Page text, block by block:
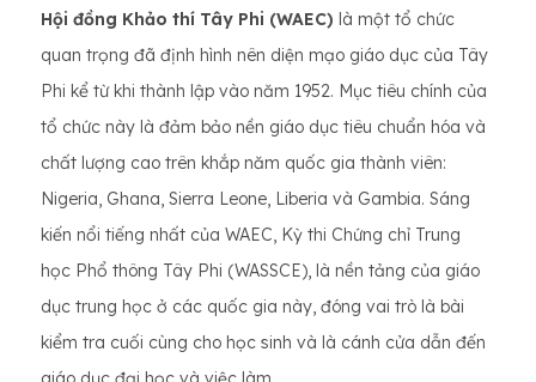
Hội đồng Khảo thí Tây Phi (WAEC) là một tổ chức
quan trọng đã định hình nên diện mạo giáo dục của Tây
Phi kể từ khi thành lập vào năm 1952. Mục tiêu chính của
tổ chức này là đảm bảo nền giáo dục tiêu chuẩn hóa và
chất lượng cao trên khắp năm quốc gia thành viên:
Nigeria, Ghana, Sierra Leone, Liberia và Gambia. Sáng
kiến ​​nổi tiếng nhất của WAEC, Kỳ thi Chứng chỉ Trung
học Phổ thông Tây Phi (WASSCE), là nền tảng của giáo
dục trung học ở các quốc gia này, đóng vai trò là bài
kiểm tra cuối cùng cho học sinh và là cánh cửa dẫn đến